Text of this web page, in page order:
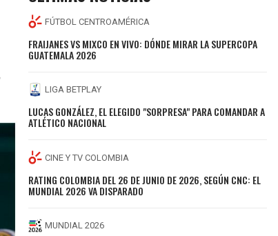
FÚTBOL CENTROAMÉRICA
FRAIJANES VS MIXCO EN VIVO: DÓNDE MIRAR LA SUPERCOPA
GUATEMALA 2026
LIGA BETPLAY
LUCAS GONZÁLEZ, EL ELEGIDO "SORPRESA" PARA COMANDAR A
ATLÉTICO NACIONAL
CINE Y TV COLOMBIA
RATING COLOMBIA DEL 26 DE JUNIO DE 2026, SEGÚN CNC: EL
MUNDIAL 2026 VA DISPARADO
MUNDIAL 2026